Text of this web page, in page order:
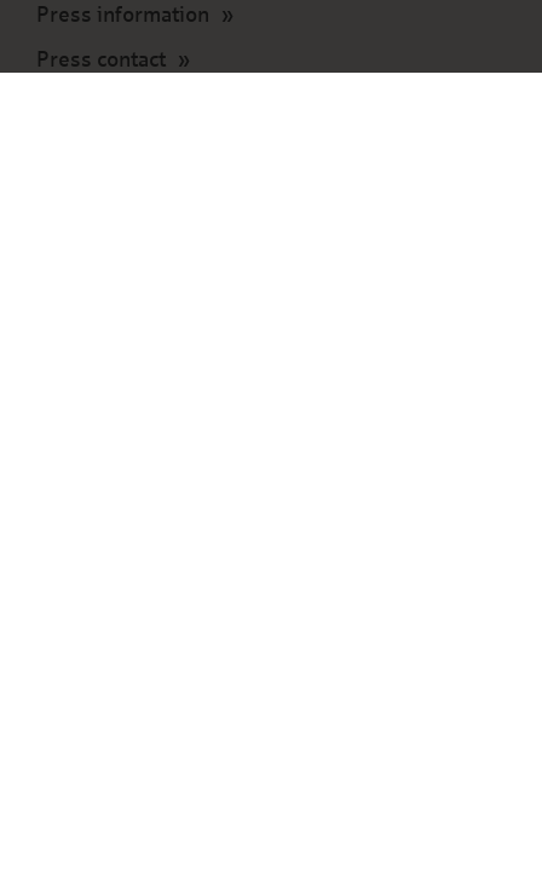
Press information
Press contact